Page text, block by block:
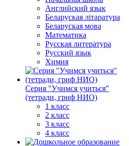
Английский язык
Беларуская літаратура
Беларуская мова
Математика
Русская литература
Русский язык
Химия
Серия "Учимся учиться"
(тетради, гриф НИО)
1 класс
2 класс
3 класс
4 класс